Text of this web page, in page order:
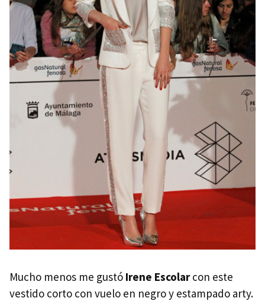
Mucho menos me gustó Irene Escolarcon este
vestido corto con vuelo en negro y estampado arty.